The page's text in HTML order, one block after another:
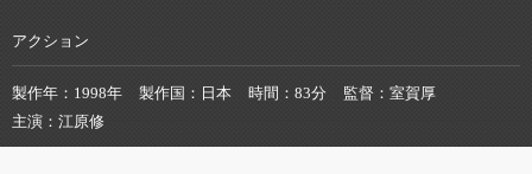
アクション
製作年 1998年 製作国 日本 時間 83分 監督
室賀厚
主演
江原修